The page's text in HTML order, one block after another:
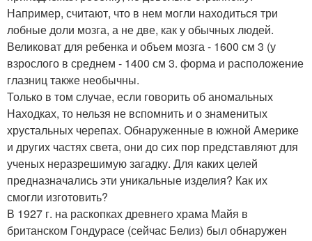
Например, считают, что в нем могли находиться три
лобные доли мозга, а не две, как у обычных людей.
Великоват для ребенка и объем мозга - 1600 см 3 (у
взрослого в среднем - 1400 см 3. форма и расположение
глазниц также необычны.
Только в том случае, если говорить об аномальных
Находках, то нельзя не вспомнить и о знаменитых
хрустальных черепах. Обнаруженные в южной Америке
и других частях света, они до сих пор представляют для
ученых неразрешимую загадку. Для каких целей
предназначались эти уникальные изделия? Как их
смогли изготовить?
В 1927 г. на раскопках древнего храма Майя в
британском Гондурасе (сейчас Белиз) был обнаружен